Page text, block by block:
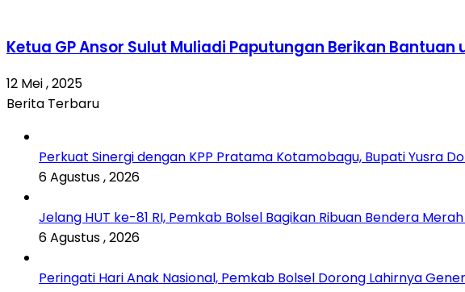
Ketua GP Ansor Sulut Muliadi Paputungan Berikan
12 Mei , 2025
Berita Terbaru
Perkuat Sinergi dengan KPP Pratama Kotamobagu, Bupati Yusra
6 Agustus , 2026
Jelang HUT ke-81 RI, Pemkab Bolsel Bagikan Ribuan Bendera
6 Agustus , 2026
Peringati Hari Anak Nasional, Pemkab Bolsel Dorong Lahirnya